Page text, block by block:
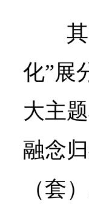
化”展
大主
融念
（套